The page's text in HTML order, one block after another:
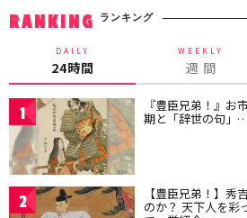
RANKING ランキング
DAILY
24時間
WEEKLY
週 間
1 『豊臣兄弟！』お
期と「辞世の句」
2 【豊臣兄弟！】秀
のか？ 天下人を彩